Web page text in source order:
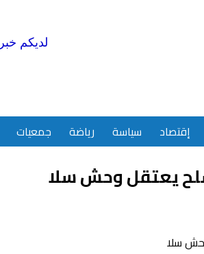
لديكم
إقتصاد سياسة رياضة جمعيات
يعتقل وحش سلا